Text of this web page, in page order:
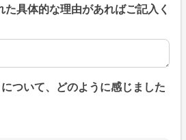
具体的な理由があればご記入く
た具体的な理由があればご記入くだ
ついて、どのように感じました